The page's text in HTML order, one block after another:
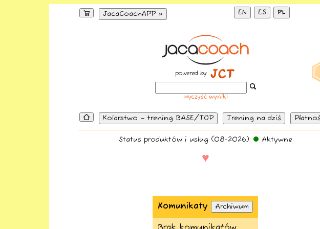
JacaCoachAPP » EN ES PL
powered by
Wyczyść wyniki
Kolarstwo – trening BASE/TOP Trening na dziś
Status produktów i usług (08-2026): Aktywne
♥
Komunikaty Archiwum